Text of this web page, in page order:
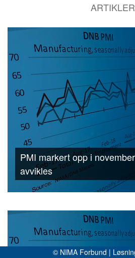
ARTIKLER
PMI markert opp i
avvikles
© NIMA Forbund |